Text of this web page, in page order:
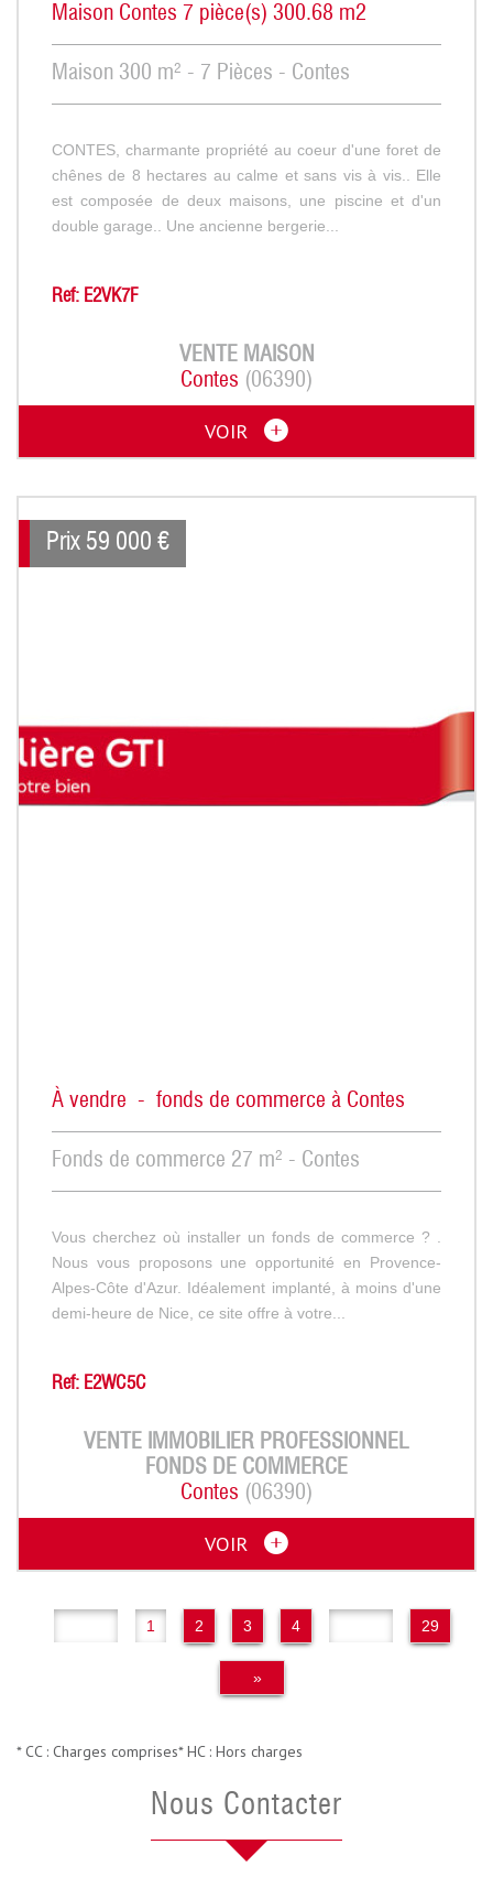
Maison Contes 7 pièce(s) 300.68 m2
Maison 300 m² - 7 Pièces - Contes
CONTES, charmante propriété au coeur d'une foret de
chênes de 8 hectares au calme et sans vis à vis.. Elle
est composée de deux maisons, une piscine et d'un
double garage.. Une ancienne bergerie...
Ref: E2VK7F
VENTE MAISON
Contes (06390)
VOIR
Prix 59 000 €
À vendre - fonds de commerce à Contes
Fonds de commerce 27 m² - Contes
Vous cherchez où installer un fonds de commerce ? .
Nous vous proposons une opportunité en Provence-
Alpes-Côte d'Azur. Idéalement implanté, à moins d'une
demi-heure de Nice, ce site offre à votre...
Ref: E2WC5C
VENTE IMMOBILIER PROFESSIONNEL
FONDS DE COMMERCE
Contes (06390)
VOIR
1 2 3 4 29
»
* CC : Charges comprises* HC : Hors charges
Nous Contacter